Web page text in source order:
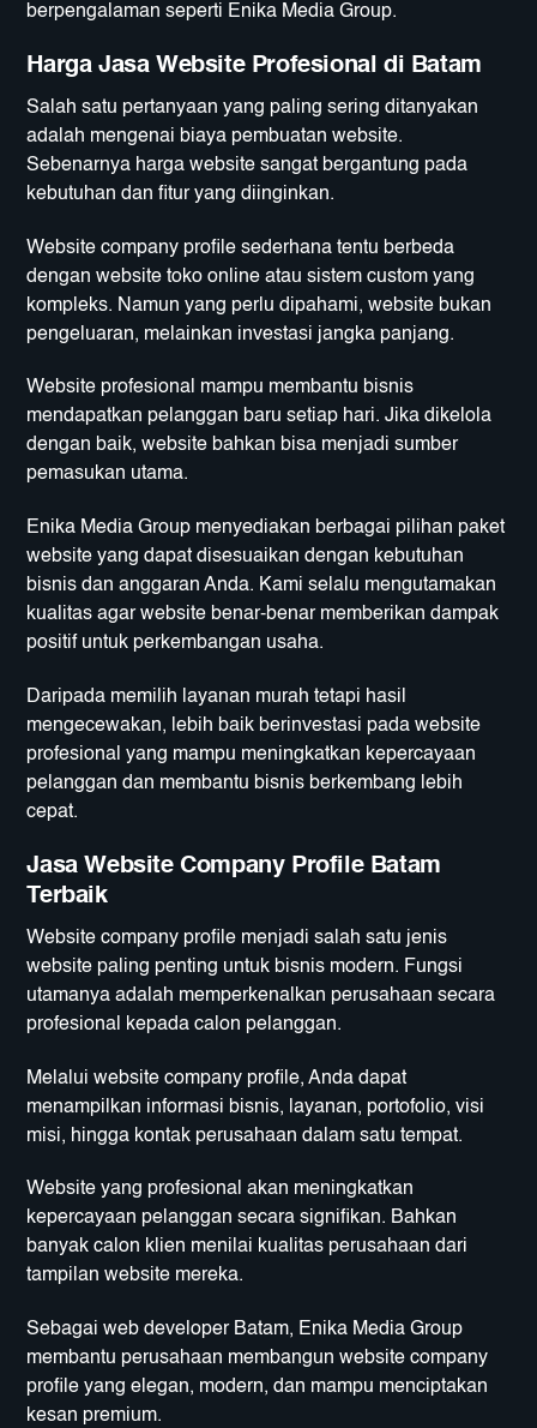
berpengalaman seperti Enika Media Group.
Harga Jasa Website Profesional di Batam
Salah satu pertanyaan yang paling sering ditanyakan
adalah mengenai biaya pembuatan website.
Sebenarnya harga website sangat bergantung pada
kebutuhan dan fitur yang diinginkan.
Website company profile sederhana tentu berbeda
dengan website toko online atau sistem custom yang
kompleks. Namun yang perlu dipahami, website bukan
pengeluaran, melainkan investasi jangka panjang.
Website profesional mampu membantu bisnis
mendapatkan pelanggan baru setiap hari. Jika dikelola
dengan baik, website bahkan bisa menjadi sumber
pemasukan utama.
Enika Media Group menyediakan berbagai pilihan paket
website yang dapat disesuaikan dengan kebutuhan
bisnis dan anggaran Anda. Kami selalu mengutamakan
kualitas agar website benar-benar memberikan dampak
positif untuk perkembangan usaha.
Daripada memilih layanan murah tetapi hasil
mengecewakan, lebih baik berinvestasi pada website
profesional yang mampu meningkatkan kepercayaan
pelanggan dan membantu bisnis berkembang lebih
cepat.
Jasa Website Company Profile Batam
Terbaik
Website company profile menjadi salah satu jenis
website paling penting untuk bisnis modern. Fungsi
utamanya adalah memperkenalkan perusahaan secara
profesional kepada calon pelanggan.
Melalui website company profile, Anda dapat
menampilkan informasi bisnis, layanan, portofolio, visi
misi, hingga kontak perusahaan dalam satu tempat.
Website yang profesional akan meningkatkan
kepercayaan pelanggan secara signifikan. Bahkan
banyak calon klien menilai kualitas perusahaan dari
tampilan website mereka.
Sebagai web developer Batam, Enika Media Group
membantu perusahaan membangun website company
profile yang elegan, modern, dan mampu menciptakan
kesan premium.